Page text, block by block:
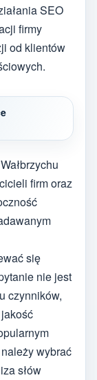
SEO
firmy
od klientów
firm oraz
się
nie jest
czynników,
wybrać
słów